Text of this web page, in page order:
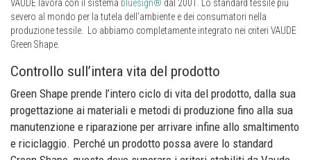
VAUDE lavora con il sistema bluesign® dal 2001. Lo standard tessile più
severo al mondo per la tutela dell’ambiente e dei consumatori nella
produzione tessile. Lo abbiamo completamente integrato nei criteri VAUDE
Green Shape.
Controllo sull’intera vita del prodotto
Green Shape prende l’intero ciclo di vita del prodotto, dalla sua
progettazione ai materiali e metodi di produzione fino alla sua
manutenzione e riparazione per arrivare infine allo smaltimento
e riciclaggio. Perché un prodotto possa avere lo standard